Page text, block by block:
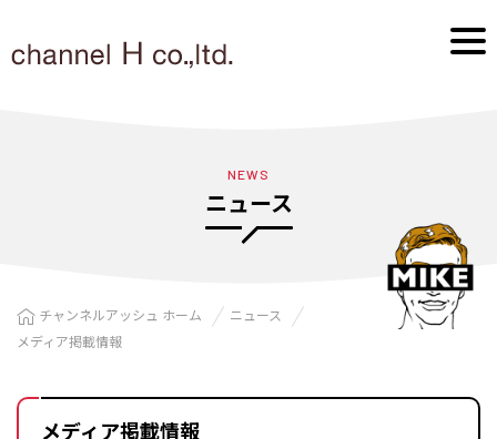
NEWS
ニュース
チャンネルアッシュ ホーム
ニュース
メディア掲載情報
メディア掲載情報